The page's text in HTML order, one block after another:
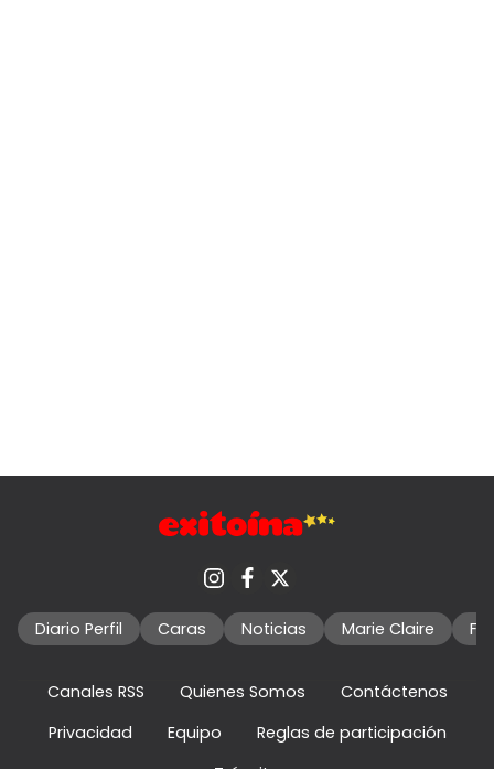
Diario Perfil Caras Noticias Marie Claire
Canales RSS Quienes Somos
Contáctenos
Privacidad
Equipo
Reglas de participación